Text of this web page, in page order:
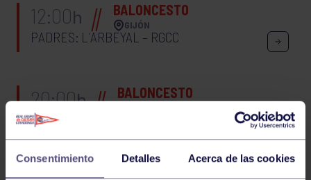
Consentimiento Detalles Acerca de las cookies
12:00h BALONCESTO
GIJÓN
PADRES: L´ARBEYAL – RGCC
20:00h BALONCESTO
SENIOR MASCULINO B: RGCC – AVILÉS SUR
BALONCESTO